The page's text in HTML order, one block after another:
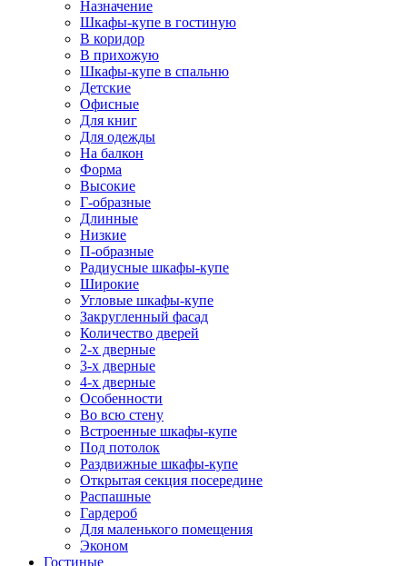
Назначение
Шкафы-купе в гостиную
В коридор
В прихожую
Шкафы-купе в спальню
Детские
Офисные
Для книг
Для одежды
На балкон
Форма
Высокие
Г-образные
Длинные
Низкие
П-образные
Радиусные шкафы-купе
Широкие
Угловые шкафы-купе
Закругленный фасад
Количество дверей
2-х дверные
3-х дверные
4-х дверные
Особенности
Во всю стену
Встроенные шкафы-купе
Под потолок
Раздвижные шкафы-купе
Открытая секция посередине
Распашные
Гардероб
Для маленького помещения
Эконом
Гостиные